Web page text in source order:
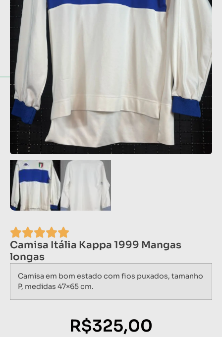
Camisa Itália Kappa 1999 Mangas
longas
Camisa em bom estado com fios puxados, tamanho
P, medidas 47×65 cm.
R$325,00